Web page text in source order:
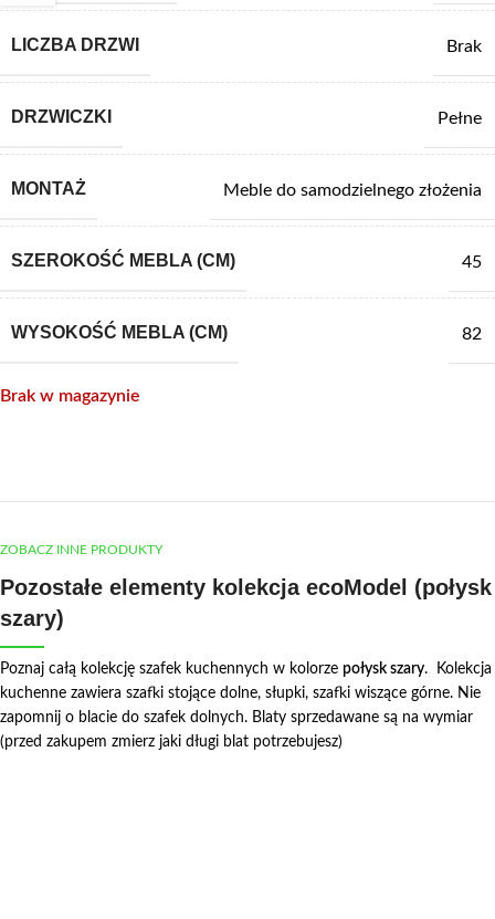
LICZBA DRZWI Brak
DRZWICZKI Pełne
MONTAŻ Meble do samodzielnego złożenia
SZEROKOŚĆ MEBLA (CM) 45
WYSOKOŚĆ MEBLA (CM) 82
Brak w magazynie
ZOBACZ INNE PRODUKTY
Pozostałe elementy kolekcja ecoModel (połysk
szary)
Poznaj całą kolekcję szafek kuchennych w kolorze połysk szary. Kolekcja
kuchenne zawiera szafki stojące dolne, słupki, szafki wiszące górne. Nie
zapomnij o blacie do szafek dolnych. Blaty sprzedawane są na wymiar
(przed zakupem zmierz jaki długi blat potrzebujesz)